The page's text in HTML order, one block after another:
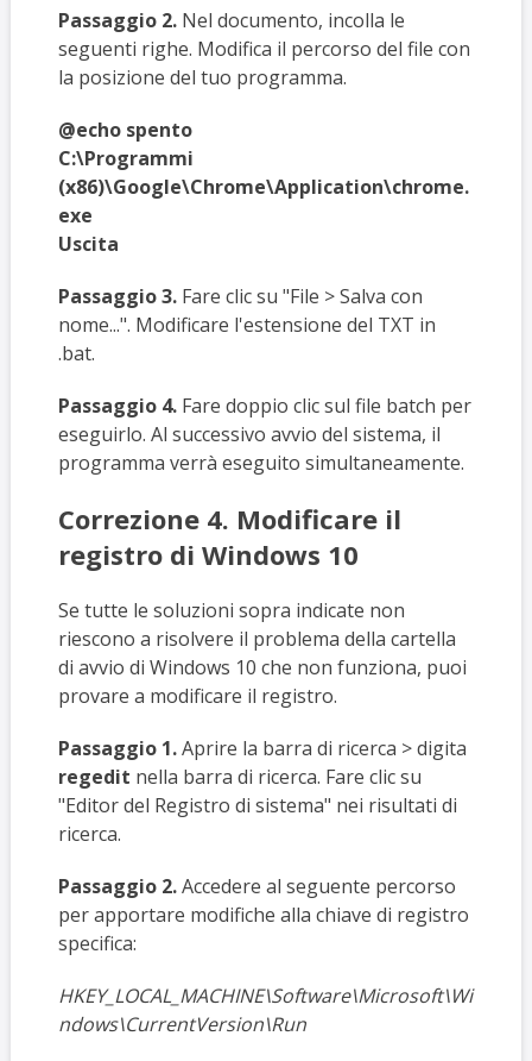
Passaggio 2.Nel documento, incolla le
seguenti righe. Modifica il percorso del file con
la posizione del tuo programma.
@echo spento
C:\Programmi
(x86)\Google\Chrome\Application\chrome.
exe
Uscita
Passaggio 3.Fare clic su "File > Salva con
nome...". Modificare l'estensione del TXT in
.bat.
Passaggio 4.Fare doppio clic sul file batch per
eseguirlo. Al successivo avvio del sistema, il
programma verrà eseguito simultaneamente.
Correzione 4. Modificare il
registro di Windows 10
Se tutte le soluzioni sopra indicate non
riescono a risolvere il problema della cartella
di avvio di Windows 10 che non funziona, puoi
provare a modificare il registro.
Passaggio 1.Aprire la barra di ricerca > digita
regedit nella barra di ricerca. Fare clic su
"Editor del Registro di sistema" nei risultati di
ricerca.
Passaggio 2.Accedere al seguente percorso
per apportare modifiche alla chiave di registro
specifica:
HKEY_LOCAL_MACHINE\Software\Microsoft\Wi
ndows\CurrentVersion\Run